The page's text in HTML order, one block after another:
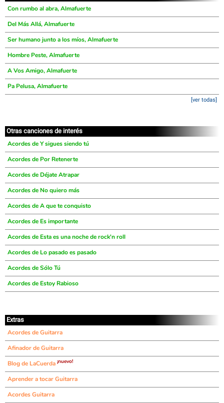
Con rumbo al abra, Almafuerte
Del Más Allá, Almafuerte
Ser humano junto a los míos, Almafuerte
Hombre Peste, Almafuerte
A Vos Amigo, Almafuerte
Pa Pelusa, Almafuerte
[ver todas]
Otras canciones de interés
Acordes de Y sigues siendo tú
Acordes de Por Retenerte
Acordes de Déjate Atrapar
Acordes de No quiero más
Acordes de A que te conquisto
Acordes de Es importante
Acordes de Esta es una noche de rock'n roll
Acordes de Lo pasado es pasado
Acordes de Sólo Tú
Acordes de Estoy Rabioso
Extras
Acordes de Guitarra
Afinador de Guitarra
Blog de LaCuerda ¡nuevo!
Aprender a tocar Guitarra
Acordes Guitarra